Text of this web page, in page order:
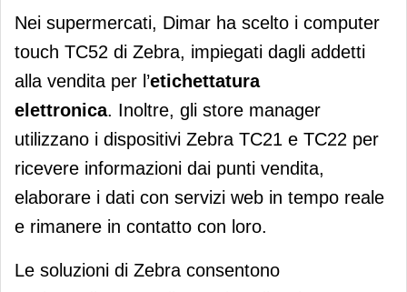
Nei supermercati, Dimar ha scelto i computer
touch TC52 di Zebra, impiegati dagli addetti
alla vendita per l’etichettatura
elettronica. Inoltre, gli store manager
utilizzano i dispositivi Zebra TC21 e TC22 per
ricevere informazioni dai punti vendita,
elaborare i dati con servizi web in tempo reale
e rimanere in contatto con loro.
Le soluzioni di Zebra consentono